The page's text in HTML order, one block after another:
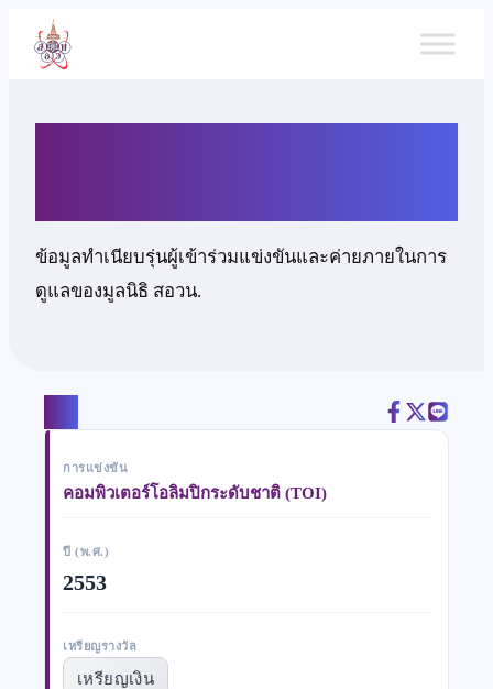
เนื้อหา
ข้อมูลทำเนียบรุ่นผู้เข้าร่วมแข่งขันและค่ายภายในการ
ดูแลของมูลนิธิ สอวน.
การแข่งขัน
คอมพิวเตอร์โอลิมปิกระดับชาติ (TOI)
ปี (พ.ศ.)
2553
เหรียญรางวัล
เหรียญเงิน